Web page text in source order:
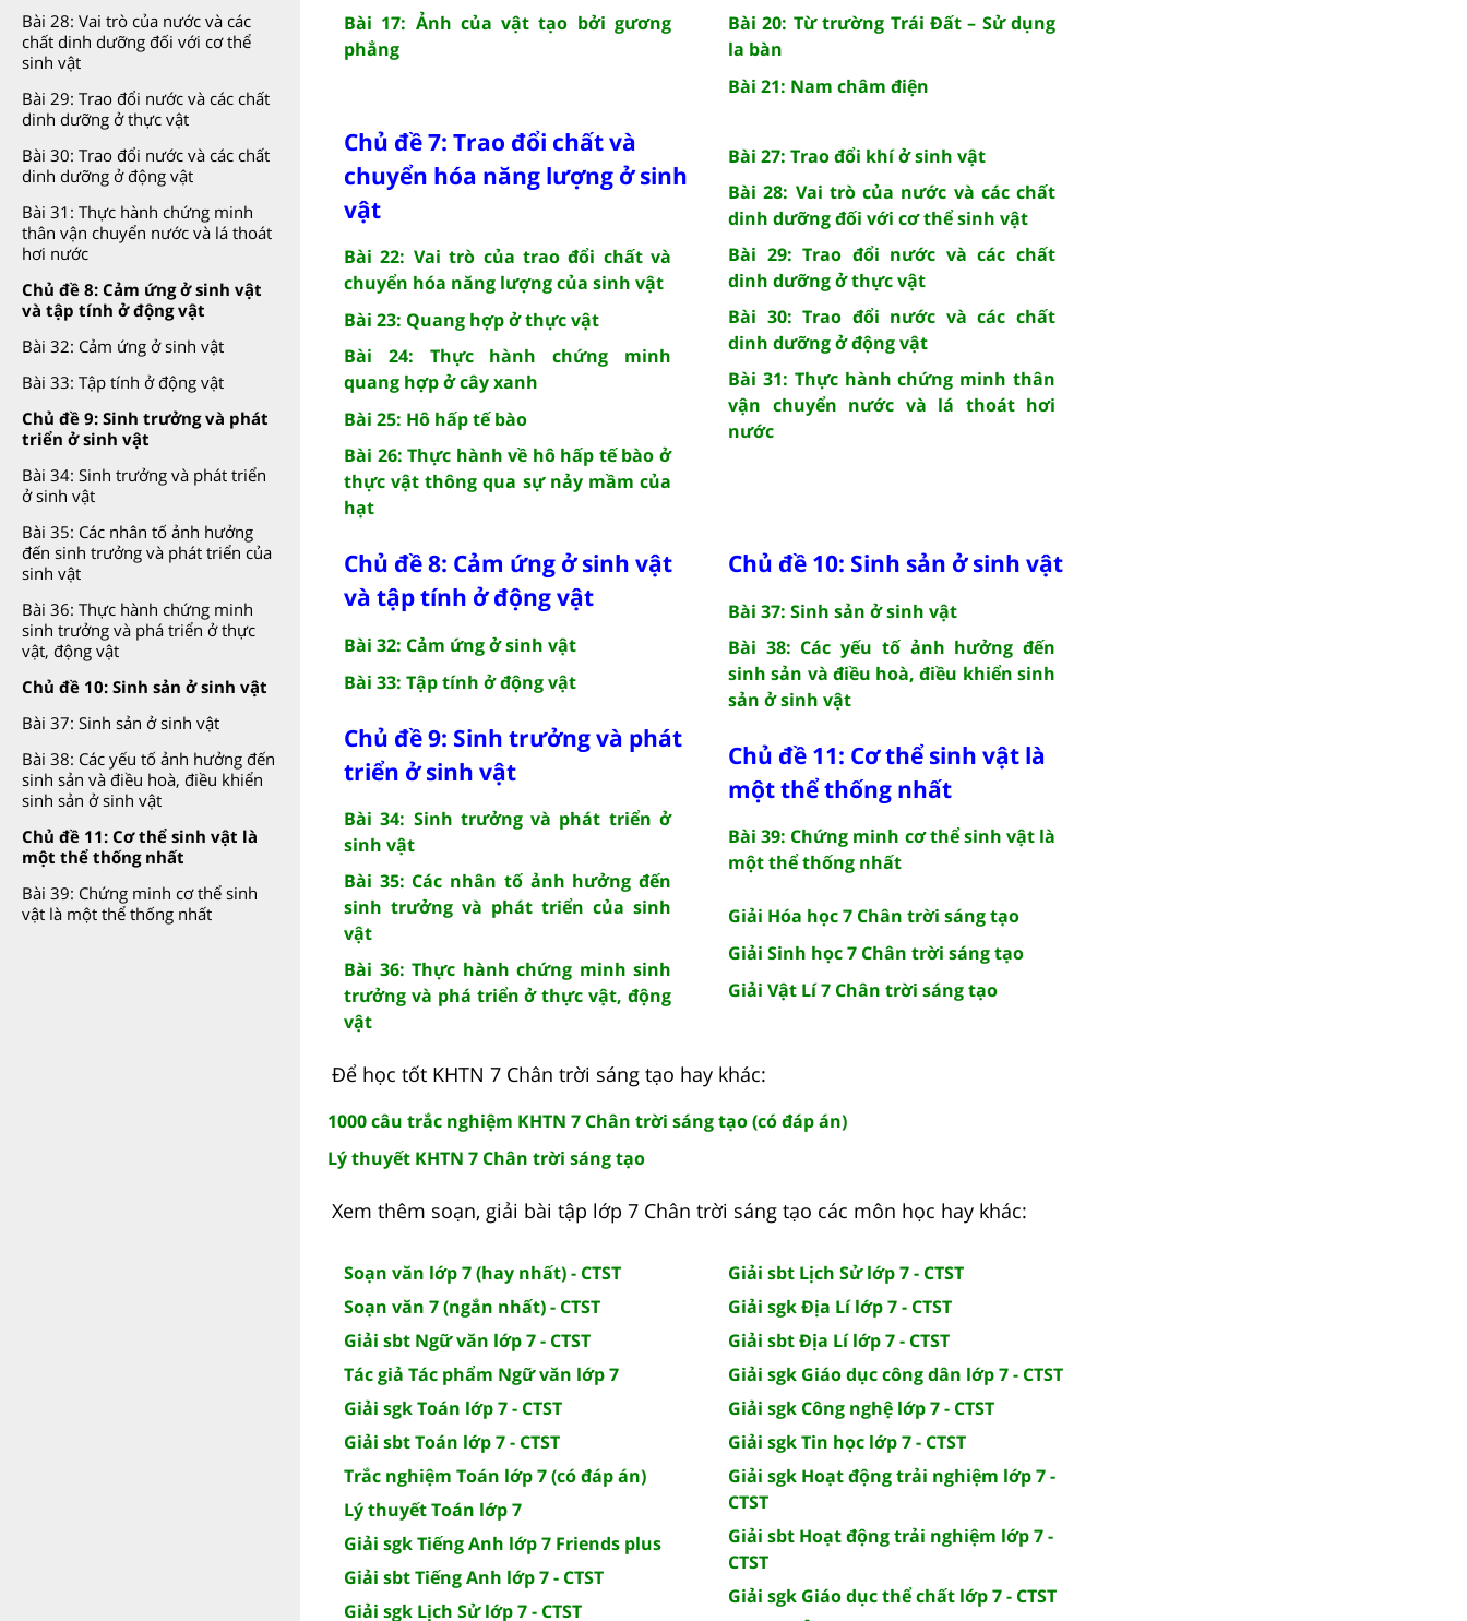
Bài 28: Vai trò của nước và các
chất dinh dưỡng đối với cơ thể
sinh vật
Bài 29: Trao đổi nước và các chất
dinh dưỡng ở thực vật
Bài 30: Trao đổi nước và các chất
dinh dưỡng ở động vật
Bài 31: Thực hành chứng minh
thân vận chuyển nước và lá thoát
hơi nước
Chủ đề 8: Cảm ứng ở sinh vật
và tập tính ở động vật
Bài 32: Cảm ứng ở sinh vật
Bài 33: Tập tính ở động vật
Chủ đề 9: Sinh trưởng và phát
triển ở sinh vật
Bài 34: Sinh trưởng và phát triển
ở sinh vật
Bài 35: Các nhân tố ảnh hưởng
đến sinh trưởng và phát triển của
sinh vật
Bài 36: Thực hành chứng minh
sinh trưởng và phá triển ở thực
vật, động vật
Chủ đề 10: Sinh sản ở sinh vật
Bài 37: Sinh sản ở sinh vật
Bài 38: Các yếu tố ảnh hưởng đến
sinh sản và điều hoà, điều khiển
sinh sản ở sinh vật
Chủ đề 11: Cơ thể sinh vật là
một thể thống nhất
Bài 39: Chứng minh cơ thể sinh
vật là một thể thống nhất
Bài 17: Ảnh của vật tạo bởi gương
phẳng
Bài 20: Từ trường Trái Đất – Sử dụng
la bàn
Bài 21: Nam châm điện
Chủ đề 7: Trao đổi chất và
chuyển hóa năng lượng ở sinh
vật
Bài 22: Vai trò của trao đổi chất và
chuyển hóa năng lượng của sinh vật
Bài 23: Quang hợp ở thực vật
Bài 24: Thực hành chứng minh
quang hợp ở cây xanh
Bài 25: Hô hấp tế bào
Bài 26: Thực hành về hô hấp tế bào ở
thực vật thông qua sự nảy mầm của
hạt
Bài 27: Trao đổi khí ở sinh vật
Bài 28: Vai trò của nước và các chất
dinh dưỡng đối với cơ thể sinh vật
Bài 29: Trao đổi nước và các chất
dinh dưỡng ở thực vật
Bài 30: Trao đổi nước và các chất
dinh dưỡng ở động vật
Bài 31: Thực hành chứng minh thân
vận chuyển nước và lá thoát hơi
nước
Chủ đề 8: Cảm ứng ở sinh vật
và tập tính ở động vật
Bài 32: Cảm ứng ở sinh vật
Bài 33: Tập tính ở động vật
Chủ đề 9: Sinh trưởng và phát
triển ở sinh vật
Bài 34: Sinh trưởng và phát triển ở
sinh vật
Bài 35: Các nhân tố ảnh hưởng đến
sinh trưởng và phát triển của sinh
vật
Bài 36: Thực hành chứng minh sinh
trưởng và phá triển ở thực vật, động
vật
Chủ đề 10: Sinh sản ở sinh vật
Bài 37: Sinh sản ở sinh vật
Bài 38: Các yếu tố ảnh hưởng đến
sinh sản và điều hoà, điều khiển sinh
sản ở sinh vật
Chủ đề 11: Cơ thể sinh vật là
một thể thống nhất
Bài 39: Chứng minh cơ thể sinh vật là
một thể thống nhất
Giải Hóa học 7 Chân trời sáng tạo
Giải Sinh học 7 Chân trời sáng tạo
Giải Vật Lí 7 Chân trời sáng tạo
Để học tốt KHTN 7 Chân trời sáng tạo hay khác:
1000 câu trắc nghiệm KHTN 7 Chân trời sáng tạo (có đáp án)
Lý thuyết KHTN 7 Chân trời sáng tạo
Xem thêm soạn, giải bài tập lớp 7 Chân trời sáng tạo các môn học hay khác:
Soạn văn lớp 7 (hay nhất) - CTST
Soạn văn 7 (ngắn nhất) - CTST
Giải sbt Ngữ văn lớp 7 - CTST
Tác giả Tác phẩm Ngữ văn lớp 7
Giải sgk Toán lớp 7 - CTST
Giải sbt Toán lớp 7 - CTST
Trắc nghiệm Toán lớp 7 (có đáp án)
Lý thuyết Toán lớp 7
Giải sgk Tiếng Anh lớp 7 Friends plus
Giải sbt Tiếng Anh lớp 7 - CTST
Giải sgk Lịch Sử lớp 7 - CTST
Giải sbt Lịch Sử lớp 7 - CTST
Giải sgk Địa Lí lớp 7 - CTST
Giải sbt Địa Lí lớp 7 - CTST
Giải sgk Giáo dục công dân lớp 7 - CTST
Giải sgk Công nghệ lớp 7 - CTST
Giải sgk Tin học lớp 7 - CTST
Giải sgk Hoạt động trải nghiệm lớp 7 -
CTST
Giải sbt Hoạt động trải nghiệm lớp 7 -
CTST
Giải sgk Giáo dục thể chất lớp 7 - CTST